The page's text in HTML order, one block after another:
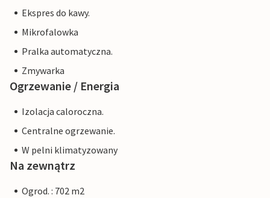
Ekspres do kawy.
Mikrofalowka
Pralka automatyczna.
Zmywarka
Ogrzewanie / Energia
Izolacja caloroczna.
Centralne ogrzewanie.
W pelni klimatyzowany
Na zewnątrz
Ogrod. : 702 m2